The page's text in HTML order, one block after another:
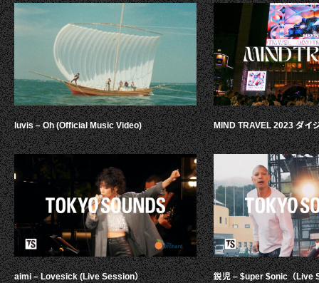
luvis – Oh (Official Music Video)
aimi – Lovesick (Live Session）
MIND TRAVEL 2023 ダイ
鋭児 – $uper $onic（Live